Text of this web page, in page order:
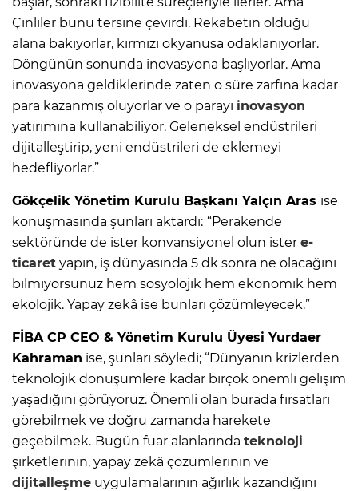
Çinliler bunu tersine çevirdi. Rekabetin olduğu
alana bakıyorlar, kırmızı okyanusa odaklanıyorlar.
Döngünün sonunda inovasyona başlıyorlar. Ama
inovasyona geldiklerinde zaten o süre zarfına kadar
para kazanmış oluyorlar ve o parayı inovasyon
yatırımına kullanabiliyor. Geleneksel endüstrileri
dijitalleştirip, yeni endüstrileri de eklemeyi
hedefliyorlar.”
Gökçelik Yönetim Kurulu Başkanı Yalçın Aras ise
konuşmasında şunları aktardı: “Perakende
sektöründe de ister konvansiyonel olun ister e-
ticaret yapın, iş dünyasında 5 dk sonra ne olacağını
bilmiyorsunuz hem sosyolojik hem ekonomik hem
ekolojik. Yapay zekâ ise bunları çözümleyecek.”
FİBA CP CEO & Yönetim Kurulu Üyesi Yurdaer
Kahraman ise, şunları söyledi; “Dünyanın krizlerden
teknolojik dönüşümlere kadar birçok önemli gelişim
yaşadığını görüyoruz. Önemli olan burada fırsatları
görebilmek ve doğru zamanda harekete
geçebilmek. Bugün fuar alanlarında teknoloji
şirketlerinin, yapay zekâ çözümlerinin ve
dijitalleşme uygulamalarının ağırlık kazandığını